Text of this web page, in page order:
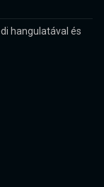
hangulatával és